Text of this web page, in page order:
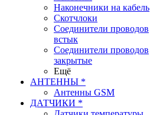
Наконечники на кабель
Скотчлоки
Соединители проводов
встык
Соединители проводов
закрытые
Ещё
АНТЕННЫ *
Антенны GSM
ДАТЧИКИ *